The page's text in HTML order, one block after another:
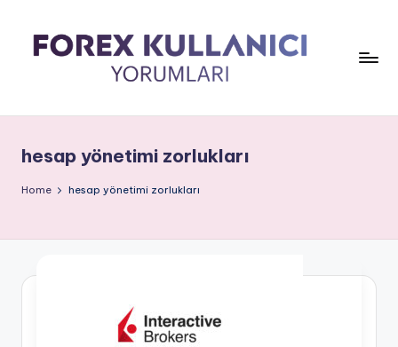
hesap yönetimi zorlukları
Home hesap yönetimi zorlukları